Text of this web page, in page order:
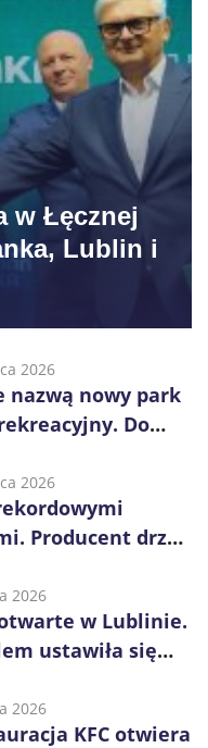
w Łęcznej
Lublin i
2026
nazwą nowy park
Do
2026
Producent drzwi
2026
w Lublinie.
ustawiła się
2026
KFC otwiera